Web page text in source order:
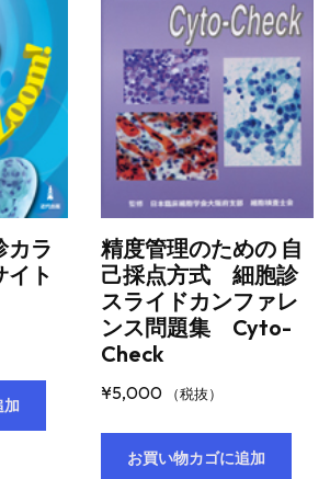
ラ
ト
加
精度管理のための 自
己採点方式 細胞診
スライドカンファレ
ンス問題集 Cyto-
Check
¥5,000 （税抜）
お買い物カゴに追加